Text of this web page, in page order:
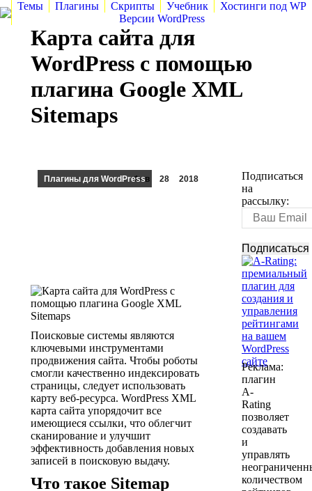
Темы Плагины Скрипты Учебник
Хостинги под WP
Версии WordPress
Карта сайта для
WordPress с помощью
плагина Google XML
Sitemaps
Фев 28 2018
Плагины для WordPress
Поисковые системы являются
ключевыми инструментами
продвижения сайта. Чтобы роботы
смогли качественно индексировать
страницы, следует использовать
карту веб-ресурса. WordPress XML
карта сайта упорядочит все
имеющиеся ссылки, что облегчит
сканирование и улучшит
эффективность добавления новых
записей в поисковую выдачу.
Что такое Sitemap
Подписаться
на
рассылку:
Реклама:
плагин
A-
Rating
позволяет
создавать
и
управлять
количеством